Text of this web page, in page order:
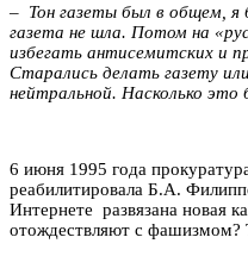
– Тон газеты был в общем, я
газета не шла. Потом на
избегать антисемитских и
Старались делать газету
нейтральной. Насколько
6 июня 1995 года
реабилитировала Б.А.
Интернете развязана новая
отождествляют с